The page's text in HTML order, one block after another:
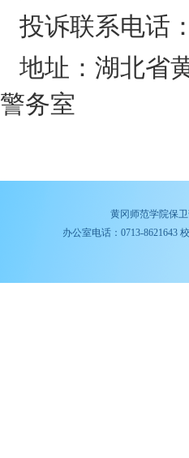
投诉联系电话
地址：湖北省
警务室
黄冈师范学院保
办公室电话：0713-8621643